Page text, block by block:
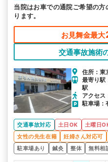
当院はお車での通院ご希望の
ります。
お見舞金最大
交通事故施術
住所：
最寄り駅
駅
アクセス
駐車場：
交通事故対応 土日OK 土曜日
女性の先生在籍
妊婦さん対応可
駐車場あり
鍼灸 整体 無料相